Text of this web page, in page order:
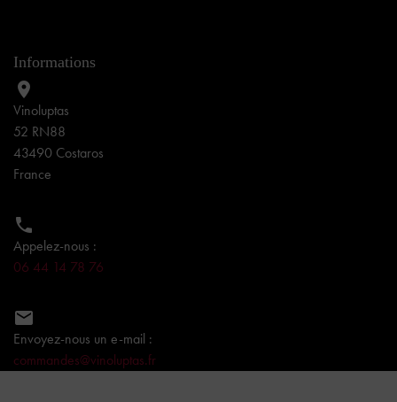
Informations

Vinoluptas
52 RN88
43490 Costaros
France

Appelez-nous :
06 44 14 78 76

Envoyez-nous un e-mail :
commandes@vinoluptas.fr